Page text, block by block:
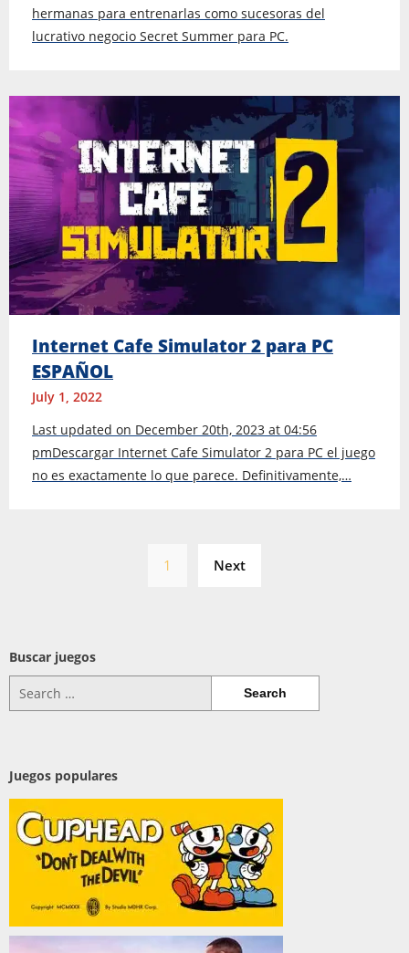
hermanas para entrenarlas como sucesoras del
lucrativo negocio Secret Summer para PC.
Internet Cafe Simulator 2 para PC
ESPAÑOL
July 1, 2022
Last updated on December 20th, 2023 at 04:56
pmDescargar Internet Cafe Simulator 2 para PC el juego
no es exactamente lo que parece. Definitivamente,…
pagination
1 Next
Buscar juegos
for:
Juegos populares